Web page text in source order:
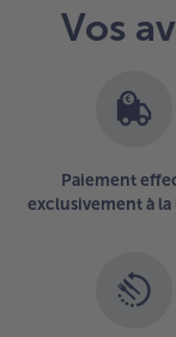
Vos
Paiement
exclusivement à